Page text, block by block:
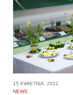
15 KWIETNIA, 2022
NEWS